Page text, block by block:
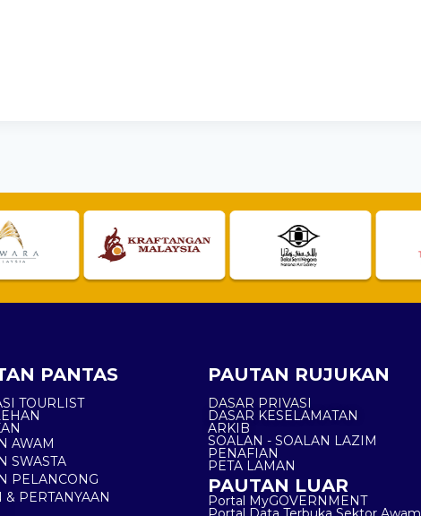
PANTAS
TOURLIST
AWAM
SWASTA
PELANCONG
& PERTANYAAN
PAUTAN RUJUKAN
DASAR PRIVASI
DASAR KESELAMATAN
ARKIB
SOALAN - SOALAN LAZIM
PENAFIAN
PETA LAMAN
PAUTAN LUAR
Portal MyGOVERNMENT